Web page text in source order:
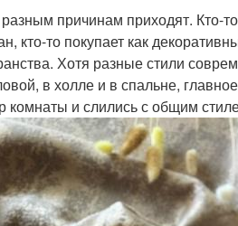
причинам приходят. Кто-то
кто-то покупает как
Хотя разные стили
в холле и в спальне,
комнаты и слились с общим